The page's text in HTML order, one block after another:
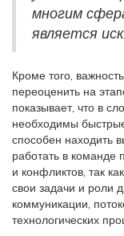
многим
является
Кроме того,
переоценить на
показывает, что в
необходимы
способен находить
работать в команде
и конфликтов, так
свои задачи и роли
коммуникации,
технологических